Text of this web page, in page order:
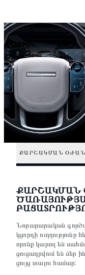
ՔԱՐՇԱԿՄԱՆ
ՔԱՐՇԱԿՄԱՆ
Նորարարական
կցորդի ուղղությունը
որոնք կարող են
ցուցադրվում են ձեր
ցույց տալու համար: